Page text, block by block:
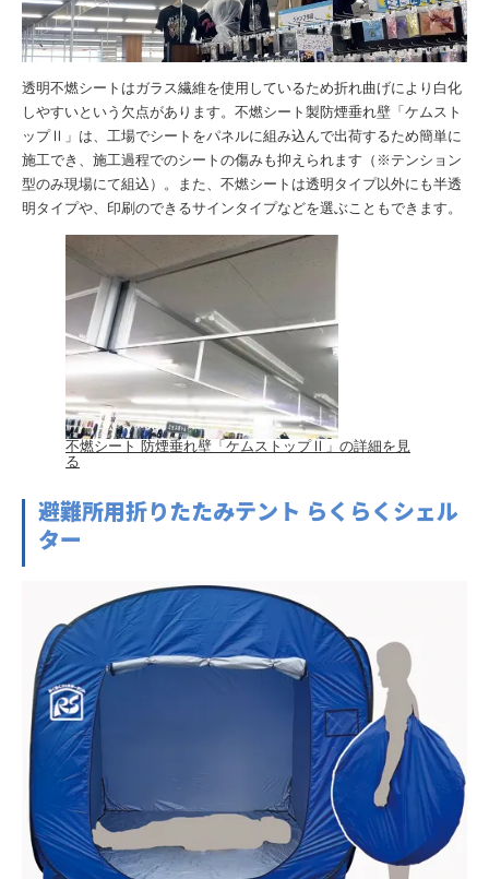
透明不燃シートはガラス繊維を使用しているため折れ曲げにより白化
しやすいという欠点があります。不燃シート製防煙垂れ壁「ケムスト
ップⅡ」は、工場でシートをパネルに組み込んで出荷するため簡単に
施工でき、施工過程でのシートの傷みも抑えられます（※テンション
型のみ現場にて組込）。また、不燃シートは透明タイプ以外にも半透
明タイプや、印刷のできるサインタイプなどを選ぶこともできます。
不燃シート 防煙垂れ壁「ケムストップⅡ」の詳細を見
る
避難所用折りたたみテント らくらくシェル
ター